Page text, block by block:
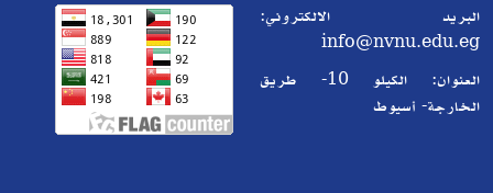
البريد الالكتروني:
info@nvnu.edu.eg
العنوان: الكيلو 10- طريق
الخارجة- أسيوط